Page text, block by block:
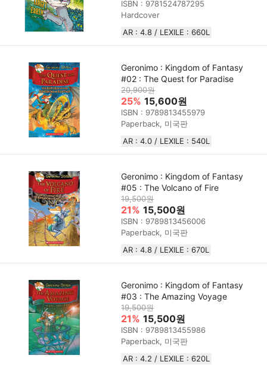
ISBN : 9781524787295
Hardcover
AR : 4.8 / LEXILE : 660L
Geronimo : Kingdom of Fantasy
#02 : The Quest for Paradise
20,900원
25% 15,600원
ISBN : 9789813455979
Paperback, 미국판
AR : 4.0 / LEXILE : 540L
Geronimo : Kingdom of Fantasy
#05 : The Volcano of Fire
19,500원
21% 15,500원
ISBN : 9789813456006
Paperback, 미국판
AR : 4.8 / LEXILE : 670L
Geronimo : Kingdom of Fantasy
#03 : The Amazing Voyage
19,500원
21% 15,500원
ISBN : 9789813455986
Paperback, 미국판
AR : 4.2 / LEXILE : 620L